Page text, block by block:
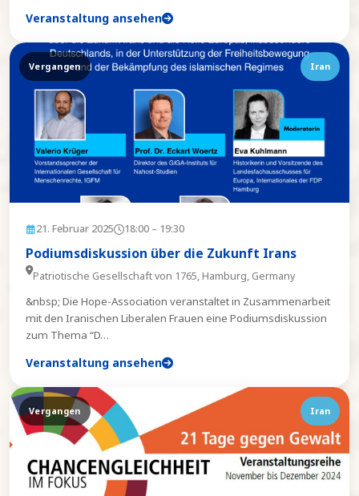
Veranstaltung ansehen
Vergangen Iran
21. Februar 2025 18:00 – 19:30
Podiumsdiskussion über die Zukunft Irans
Patriotische Gesellschaft von 1765, Hamburg, Germany
&nbsp; Die Hope-Association veranstaltet in Zusammenarbeit
mit den Iranischen Liberalen Frauen eine Podiumsdiskussion
zum Thema “D…
Veranstaltung ansehen
Vergangen Iran